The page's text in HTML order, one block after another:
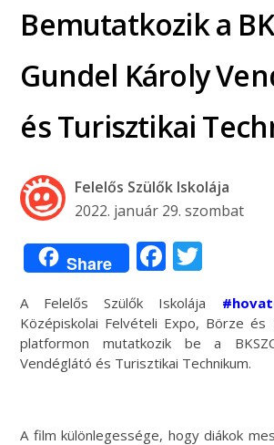
Bemutatkozik a
Gundel Károly
és Turisztikai
Felelős Szülők Iskolája
2022. január 29. szombat
Share Facebook
A Felelős Szülők Iskolája
Középiskolai Felvételi Expo, Börze és
platformon mutatkozik be a
Vendéglátó és Turisztikai Technikum.
A film különlegessége, hogy diákok